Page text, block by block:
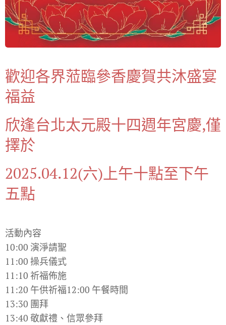
歡迎各界蒞臨參香慶賀共沐盛宴
福益
欣逢台北太元殿十四週年宮慶,僅
擇於
2025.04.12(六)上午十點至下午
五點
活動內容
10:00 演淨請聖
11:00 操兵儀式
11:10 祈福佈施
11:20 午供祈福12:00 午餐時間
13:30 團拜
13:40 敬獻禮、信眾參拜